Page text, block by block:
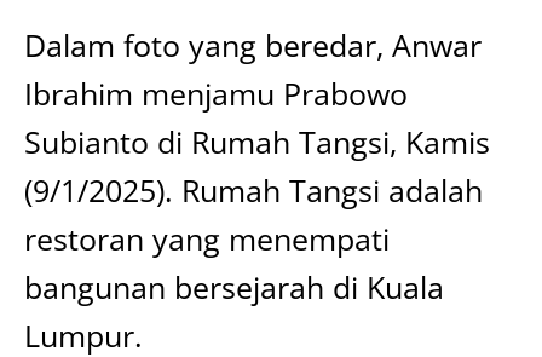
Dalam foto yang beredar, Anwar
Ibrahim menjamu Prabowo
Subianto di Rumah Tangsi, Kamis
(9/1/2025). Rumah Tangsi adalah
restoran yang menempati
bangunan bersejarah di Kuala
Lumpur.